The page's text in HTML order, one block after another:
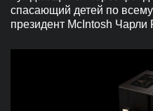
спасающий детей по
президент McIntosh